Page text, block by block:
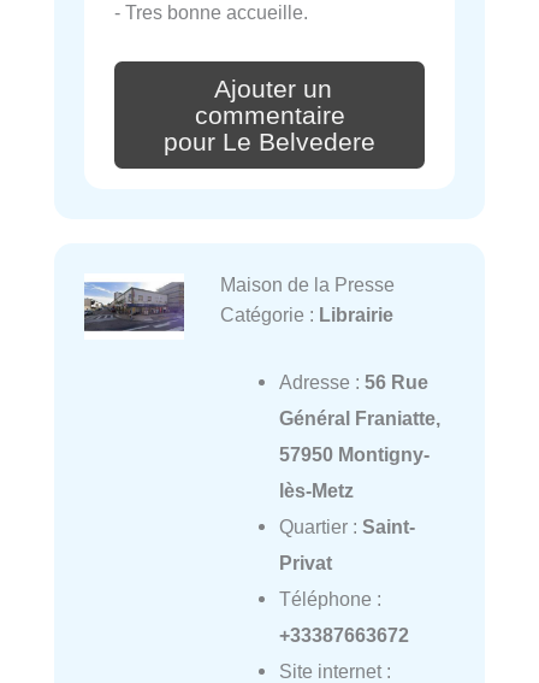
- Tres bonne accueille.
Ajouter un
commentaire
pour Le Belvedere
Maison de la Presse
Catégorie : Librairie
Adresse : 56 Rue
Général Franiatte,
57950 Montigny-
lès-Metz
Quartier : Saint-
Privat
Téléphone :
+33387663672
Site internet :